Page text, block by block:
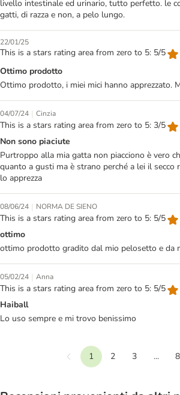
livello intestinale ed urinario, tutto perfetto. le
gatti, di razza e non, a pelo lungo.
22/01/25
This is a stars rating area from zero to 5: 5/5
Ottimo prodotto
Ottimo prodotto, i miei mici hanno apprezzato.
04/07/24 | Cinzia
This is a stars rating area from zero to 5: 3/5
Non sono piaciute
Purtroppo alla mia gatta non piacciono è vero
quanto a gusti ma è strano perché a lei il secco
lo apprezza
08/06/24 | NORMA DE SIENO
This is a stars rating area from zero to 5: 5/5
ottimo
ottimo prodotto gradito dal mio pelosetto e da
05/02/24 | Anna
This is a stars rating area from zero to 5: 5/5
Haiball
Lo uso sempre e mi trovo benissimo
Precedente
1 2 3 ...
8